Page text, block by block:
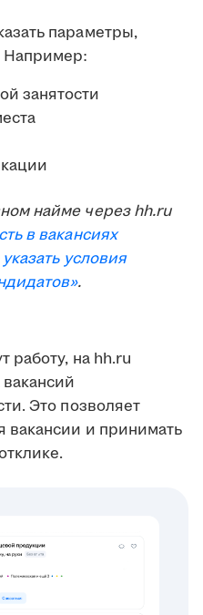
параметры,
Например:
занятости
найме через hh.ru
в вакансиях
условия
.
на hh.ru
Это позволяет
вакансии и принимать